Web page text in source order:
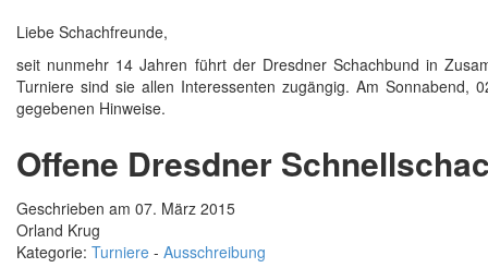
Liebe Schachfreunde,
seit nunmehr 14 Jahren führt der Dresdner Schachbund in
Turniere sind sie allen Interessenten zugängig. Am
gegebenen Hinweise.
Offene Dresdner
Geschrieben am 07. März 2015
Orland Krug
Kategorie: Turniere - Ausschreibung